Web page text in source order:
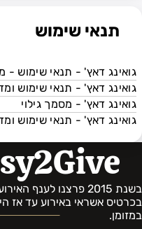
תעריפון איזי2גיב - הפועלים 2021
תקנון פעילות כלות מלוות - 20 יולי 2021
גואינג דאץ - תקנון הטבת
גואינג דאץ - IL MAKIAGE - תקנון מאפרת עד הבית 2023
תנאי שימוש
גואינג דאץ' - תנאי שימוש -
גואינג דאץ' - תנאי שימוש
גואינג דאץ' - מסמך גילוי
גואינג דאץ' - תנאי שימוש
בשנת 2015 פרצנו
בכרטיס אשראי באירוע עד אז
במזומן.